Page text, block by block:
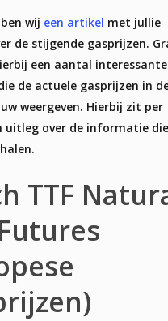
wij een artikel met jullie
de stijgende gasprijzen.
een aantal interessante
de actuele gasprijzen in
weergeven. Hierbij zit per
uitleg over de informatie
TTF